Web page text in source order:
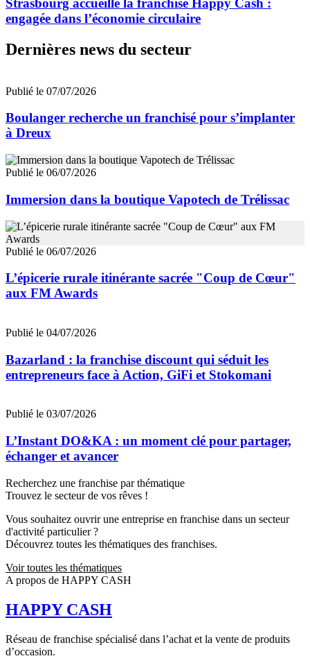
Strasbourg accueille la franchise Happy Cash :
engagée dans l’économie circulaire
Dernières news du secteur
Publié le 07/07/2026
Boulanger recherche un franchisé pour s’implanter
à Dreux
Publié le 06/07/2026
Immersion dans la boutique Vapotech de Trélissac
Publié le 06/07/2026
L’épicerie rurale itinérante sacrée "Coup de Cœur"
aux FM Awards
Publié le 04/07/2026
Bazarland : la franchise discount qui séduit les
entrepreneurs face à Action, GiFi et Stokomani
Publié le 03/07/2026
L’Instant DO&KA : un moment clé pour partager,
échanger et avancer
Recherchez une franchise par thématique
Trouvez le secteur de vos rêves !
Vous souhaitez ouvrir une entreprise en franchise dans un secteur
d'activité particulier ?
Découvrez toutes les thématiques des franchises.
Voir toutes les thématiques
A propos de HAPPY CASH
HAPPY CASH
Réseau de franchise spécialisé dans l’achat et la vente de produits
d’occasion.